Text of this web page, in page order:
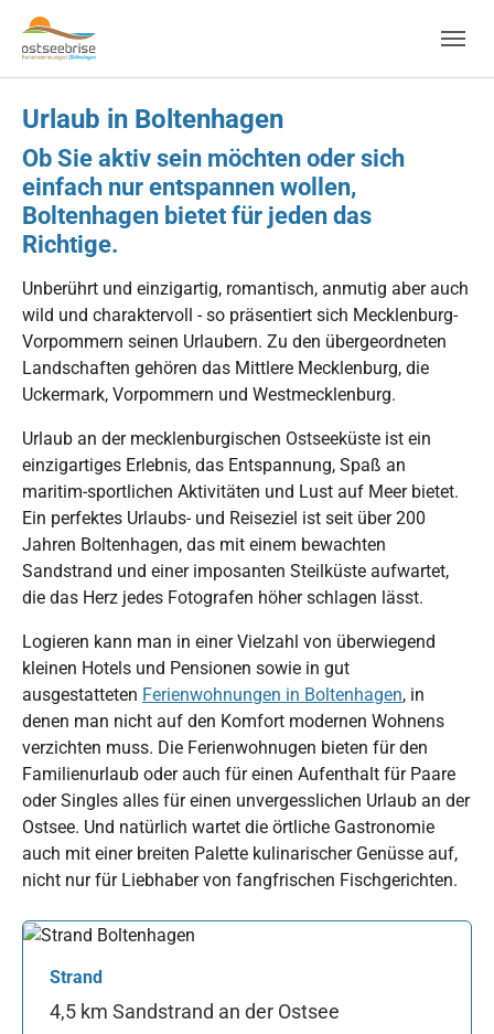
Skip to main navigation
Zum Hauptinhalt springen
Skip to page footer
Urlaub in Boltenhagen
Ob Sie aktiv sein möchten oder sich
einfach nur entspannen wollen,
Boltenhagen bietet für jeden das
Richtige.
Unberührt und einzigartig, romantisch, anmutig aber auch
wild und charaktervoll - so präsentiert sich Mecklenburg-
Vorpommern seinen Urlaubern. Zu den übergeordneten
Landschaften gehören das Mittlere Mecklenburg, die
Uckermark, Vorpommern und Westmecklenburg.
Urlaub an der mecklenburgischen Ostseeküste ist ein
einzigartiges Erlebnis, das Entspannung, Spaß an
maritim-sportlichen Aktivitäten und Lust auf Meer bietet.
Ein perfektes Urlaubs- und Reiseziel ist seit über 200
Jahren Boltenhagen, das mit einem bewachten
Sandstrand und einer imposanten Steilküste aufwartet,
die das Herz jedes Fotografen höher schlagen lässt.
Logieren kann man in einer Vielzahl von überwiegend
kleinen Hotels und Pensionen sowie in gut
ausgestatteten Ferienwohnungen in Boltenhagen, in
denen man nicht auf den Komfort modernen Wohnens
verzichten muss. Die Ferienwohnugen bieten für den
Familienurlaub oder auch für einen Aufenthalt für Paare
oder Singles alles für einen unvergesslichen Urlaub an der
Ostsee. Und natürlich wartet die örtliche Gastronomie
auch mit einer breiten Palette kulinarischer Genüsse auf,
nicht nur für Liebhaber von fangfrischen Fischgerichten.
Strand
4,5 km Sandstrand an der Ostsee